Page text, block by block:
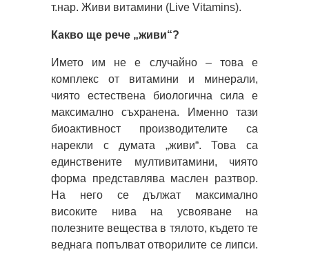
т.нар. Живи витамини (Live Vitamins).
Какво ще рече „живи“?
Името им не е случайно – това е
комплекс от витамини и минерали,
чиято естествена биологична сила е
максимално съхранена. Именно тази
биоактивност производителите са
нарекли с думата „живи“. Това са
единствените мултивитамини, чиято
форма представлява маслен разтвор.
На него се дължат максимално
високите нива на усвояване на
полезните вещества в тялото, където те
веднага попълват отворилите се липси.